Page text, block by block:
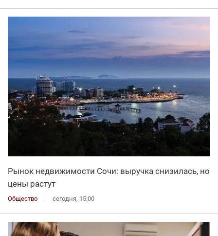
Рынок недвижимости Сочи: выручка снизилась, но
цены растут
Общество сегодня, 15:00